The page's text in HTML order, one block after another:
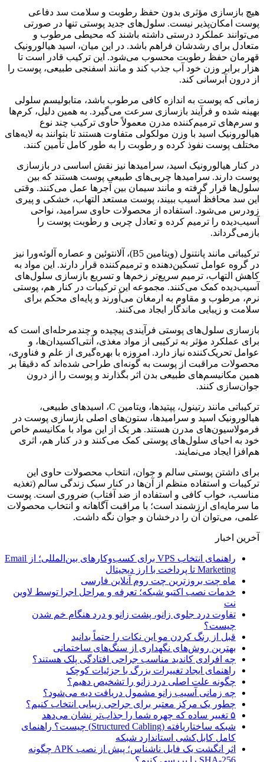
هیچ بازسازی مؤثری بدون حفظ رطوبت و سلامت سد دفاعی
پوست امکان‌پذیر نیست. سلول‌های جدید پوستی تنها در صورتی
می‌توانند عملکرد درستی داشته باشند که محیطی مرطوب و
متعادل برای رشدشان فراهم باشد. در این میان، اسید هیالورونیک
قهرمان حفظ رطوبت محسوب می‌شود. این ترکیب قادر است تا
هزار برابر وزن خود آب جذب کند و مانند اسفنجی طبیعی، پوست را
از درون آبرسانی کند.
زمانی که پوست به اندازه کافی مرطوب باشد، متابولیسم سلولی
بهینه شده و فرآیند بازسازی سرعت می‌گیرد. به همین دلیل، کرم‌ها
و سرم‌های ترمیم‌کننده مدرن معمولاً حاوی ترکیب چند نوع
هیالورونیک اسید با وزن مولکولی متفاوت هستند تا بتوانند به لایه‌های
مختلف پوست نفوذ کرده و رطوبت را به طور کامل تأمین کنند.
در کنار هیالورونیک اسید، سرامیدها نیز نقش اساسی در بازسازی
پوست دارند. سرامیدها چربی‌های طبیعی پوست هستند که بین
سلول‌ها قرار گرفته و مانند سیمان بین آجرها عمل می‌کنند. وقتی
این سد محافظ آسیب ببیند، پوست مستعد التهاب، خشکی و پیری
زودرس می‌شود. استفاده از محصولات حاوی سرامید، نواحی
آسیب‌دیده را ترمیم کرده و تعادل چربی و رطوبت پوست را
بازمی‌گرداند.
ترکیباتی مانند پانتنول (ویتامین B5)، آلانتوئین و عصاره آلوئه‌ورا نیز
در گروه عوامل تسکین‌دهنده و ترمیم‌کننده قرار دارند. این مواد به
کاهش التهاب، ترمیم سریع‌تر زخم‌ها و تسریع بازسازی سلول‌های
آسیب‌دیده کمک می‌کنند. مجموعه این ترکیبات در کنار هم، پوستی
نرم، مرطوب و مقاوم به ارمغان می‌آورند و پایه‌ای محکم برای
سلامت و زیبایی ماندگار ایجاد می‌کنند.
بازسازی سلول‌های پوستی فرآیندی پیچیده و چندمرحله‌ای است که
برای عملکرد مؤثر به ترکیبی از مواد مغذی، آنتی‌اکسیدان‌ها، و
عوامل تحریک‌کننده نیاز دارد. امروزه با بهره‌گیری از علم و فناوری،
محصولات مراقبت از پوست به گونه‌ای طراحی شده‌اند که دقیقاً بر
همین مکانیسم‌های طبیعی بدن اثر بگذارند و پوست را از درون
جوان‌سازی کنند.
ترکیباتی مانند رتینول، پپتیدها، ویتامین C، اسیدهای طبیعی،
هیالورونیک اسید و سرامیدها، ستون‌های اصلی بازسازی پوست در
فرمولاسیون‌های مدرن هستند. هر یک از این مواد با مکانیسم خاص
خود به احیای سلول‌های پوستی کمک می‌کنند و در کنار هم، اثری
هم‌افزا ایجاد می‌نمایند.
برای داشتن پوستی سالم و جوان، انتخاب محصولات حاوی این
ترکیبات و استفاده منظم از آن‌ها در کنار سبک زندگی سالم (تغذیه
مناسب، خواب کافی و استفاده از ضد آفتاب) ضروری است. پوست
ما سرمایه‌ای ارزشمند است؛ با مراقبت آگاهانه و انتخاب محصولات
علمی، می‌توان آن را درخشان و جوان نگه داشت.
آخرین اخبار
راهنمای انتخاب VPS برای کسب‌وکارهای بین‌المللی؛ از Email
Marketing تا پرداخت با ارز دیجیتال
ماه چت بروزترین چت روم آنلاین فارسی
خدمات نصب اکتیو شبکه؛ تعرفه و مراحل اجرا توسط لاوین
نت
تفاوت درد جلوی زانو، پشت زانو و درد هنگام خم شدن
چیست؟
قبل از رنگ کردن مو این نکات را حتماً بدانید
بهترین روش‌های نگهداری از سنگ‌های ساختمانی
چه افرادی کاندید مناسب جراحی افتادگی پلک هستند؟
راهنمای ایجاد تغییرات بزرگ با جزئیات کوچک
چگونه علت اصلی درد زانو را تشخیص دهیم؟
چه زمانی آسیب زانو مشمول دریافت دیه می‌شود؟
چطور یک مرکز معتبر برای جراحی زیبایی انتخاب کنیم؟
۵ تغییر ساده که چهره شما را جذاب‌تر نشان می‌دهد
شبکه ساختاریافته (Structured Cabling) چیست؟ راهنمای
کامل کابل‌کشی استاندارد شبکه
اثر انگشت یک فایل ناشناس؛ پیش از نصب APK چگونه
SHA-256 را بررسی کنیم؟